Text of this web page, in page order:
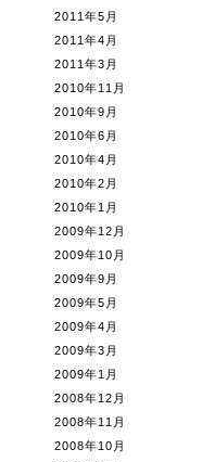
2011年5月
2011年4月
2011年3月
2010年11月
2010年9月
2010年6月
2010年4月
2010年2月
2010年1月
2009年12月
2009年10月
2009年9月
2009年5月
2009年4月
2009年3月
2009年1月
2008年12月
2008年11月
2008年10月